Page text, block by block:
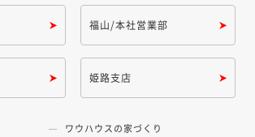
福山/本社営業部
姫路支店
ワウハウスの家づくり